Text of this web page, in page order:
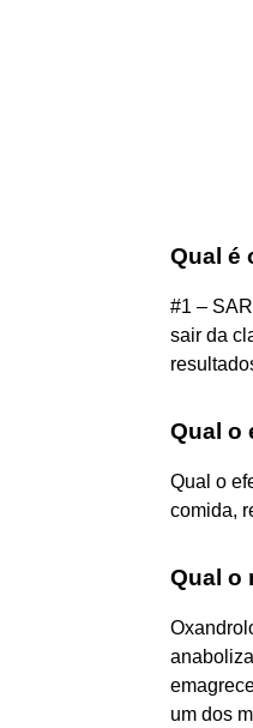
Qual é
#1 –
sair da
Qual o
Qual o
comida,
Qual o
um dos